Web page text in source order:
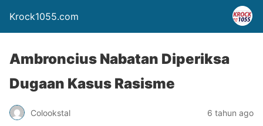
Krock1055.com
Ambroncius Nabatan Diperiksa
Dugaan Kasus Rasisme
Colookstal 6 tahun ago